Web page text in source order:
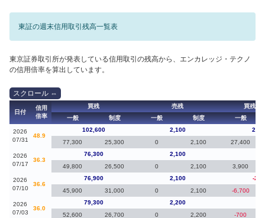
東証の週末信用取引残高一覧表
東京証券取引所が発表している信用取引の残高から、エンカレッジ・テクノ
の信用倍率を算出しています。
日付
信用
倍率
買残 売残
買残（
一般
制度 一般 制度 一般
2026
07/31
48.9
102,600 2,100
77,300
25,300 0 2,100 27,400
2026
07/17
36.3
76,300 2,100
49,800
26,500 0 2,100 3,900
2026
07/10
36.6
76,900 2,100
-
45,900
31,000 0 2,100 -6,700
2026
07/03
36.0
79,300 2,200
52,600
26,700 0 2,200 -700